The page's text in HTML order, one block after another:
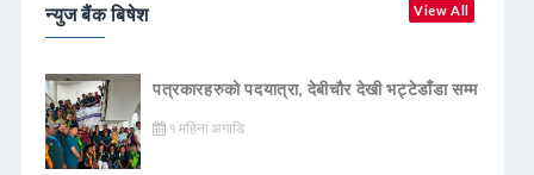
न्युज बैंक बिषेश View All
पत्रकारहरुको पदयात्रा, देबीचौर देखी भट्टेडाँडा सम्म
१ महिना अगाडि